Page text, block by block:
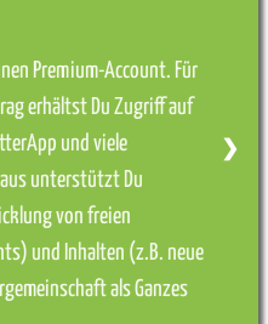
Premium-Account. Für
erhältst Du Zugriff auf
und viele
unterstützt Du
von freien
und Inhalten (z.B. neue
als Ganzes
❯